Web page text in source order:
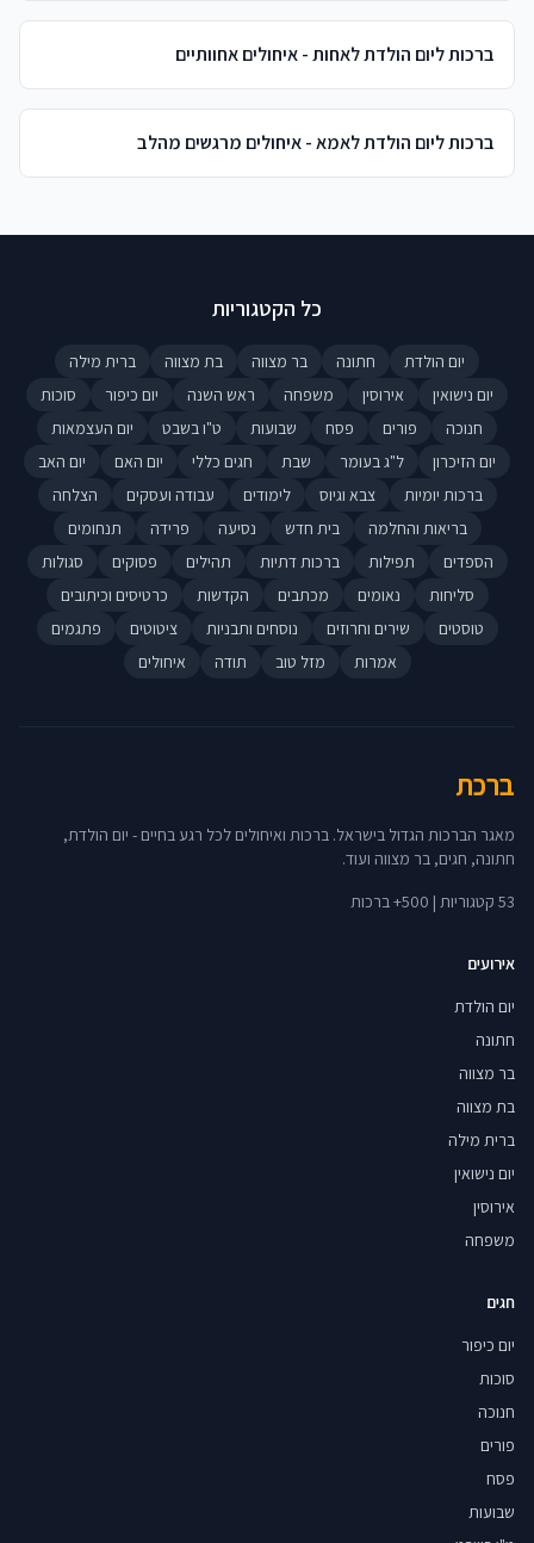
ברכות ליום הולדת לאחות - איחולים אחוותיים
ברכות ליום הולדת לאמא - איחולים מרגשים מהלב
כל הקטגוריות
יום הולדת חתונה בר מצווה בת מצווה
ברית מילה
יום נישואין
אירוסין משפחה ראש השנה יום כיפור
סוכות
חנוכה
פורים פסח שבועות ט"ו בשבט
יום העצמאות
יום הזיכרון
ל"ג בעומר שבת חגים כללי יום האם
יום האב
ברכות יומיות
צבא וגיוס לימודים עבודה ועסקים
הצלחה
בריאות והחלמה
בית חדש נסיעה פרידה
תנחומים
הספדים
תפילות ברכות דתיות תהילים פסוקים
סגולות
סליחות
נאומים מכתבים הקדשות
כרטיסים וכיתובים
טוסטים
שירים וחרוזים נוסחים ותבניות ציטוטים
פתגמים
אמרות
מזל טוב תודה איחולים
ברכת
מאגר הברכות הגדול בישראל. ברכות ואיחולים לכל רגע בחיים - יום הולדת,
חתונה, חגים, בר מצווה ועוד.
53 קטגוריות | 500+ ברכות
אירועים
יום הולדת
חתונה
בר מצווה
בת מצווה
ברית מילה
יום נישואין
אירוסין
משפחה
חגים
יום כיפור
סוכות
חנוכה
פורים
פסח
שבועות